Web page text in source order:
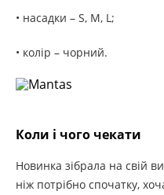
• насадки – S, M, L;
• колір – чорний.
Коли і чого чекати
Новинка зібрала на свій
ніж потрібно спочатку,